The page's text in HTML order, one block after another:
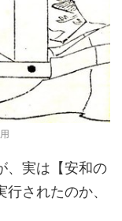
、実は【安和の
されたのか、